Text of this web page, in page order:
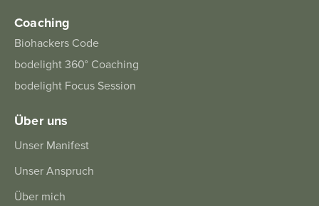
Coaching
Biohackers Code
bodelight 360° Coaching
bodelight Focus Session
Über uns
Unser Manifest
Unser Anspruch
Über mich